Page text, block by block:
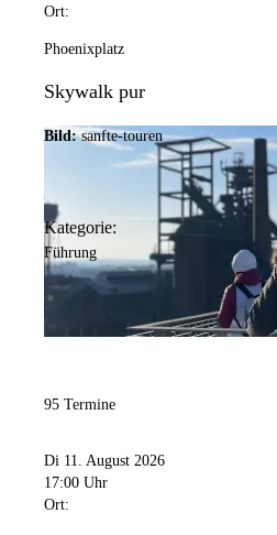
Ort:
Phoenixplatz
Skywalk pur
Bild: sanfte-touren
Kategorie:
Führung
95 Termine
Di 11. August 2026
17:00 Uhr
Ort: